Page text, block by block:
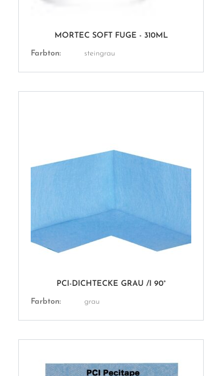
MORTEC SOFT FUGE - 310ML
Farbton: steingrau
PCI-DICHTECKE GRAU /I 90°
Farbton: grau